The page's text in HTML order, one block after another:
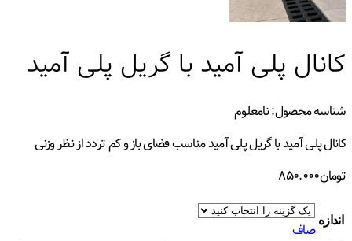
کانال پلی آمید با گریل پلی آمید
شناسه محصول:نامعلوم
کانال پلی آمید با گریل پلی آمید مناسب فضای باز و کم تردد از نظر وزنی
تومان۸۵۰.۰۰۰
اندازه
صاف